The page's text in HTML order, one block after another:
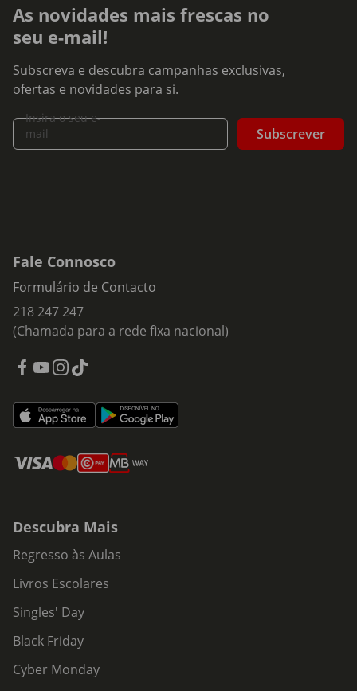
As novidades mais frescas no
seu e-mail!
Subscreva e descubra campanhas exclusivas,
ofertas e novidades para si.
Insira o seu e-
mail
Subscrever
Fale Connosco
Formulário de Contacto
218 247 247
(Chamada para a rede fixa nacional)
Descubra Mais
Regresso às Aulas
Livros Escolares
Singles' Day
Black Friday
Cyber Monday